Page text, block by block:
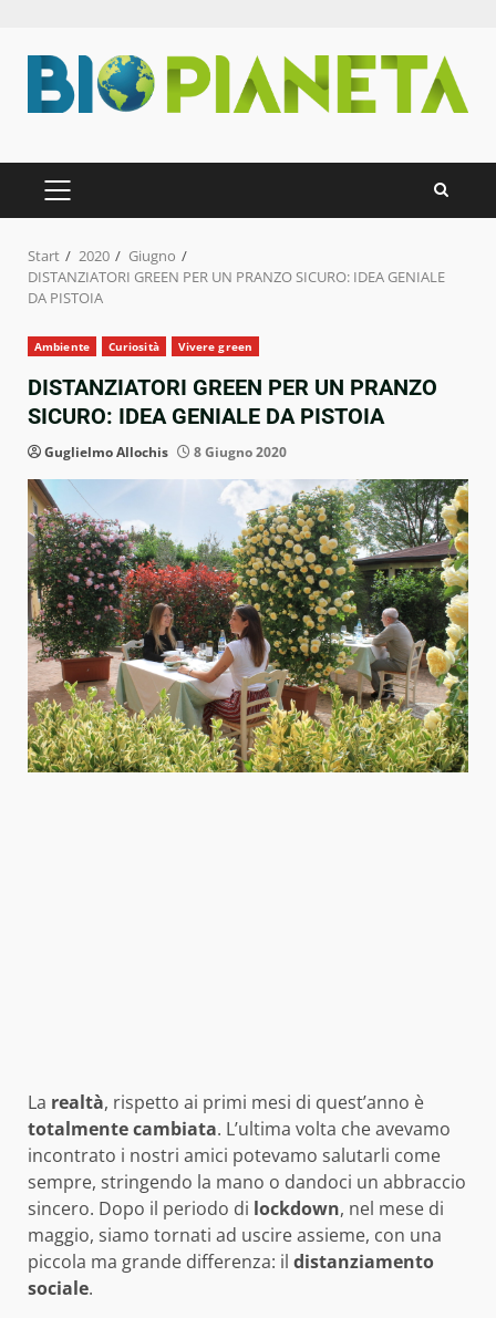
Inhalt
springen
PRIMÄRES
MENÜ
Start 2020
Giugno
DISTANZIATORI GREEN PER UN PRANZO SICURO: IDEA GENIALE
DA PISTOIA
Ambiente Curiosità Vivere green
DISTANZIATORI GREEN PER UN PRANZO
SICURO: IDEA GENIALE DA PISTOIA
Guglielmo Allochis 8 Giugno 2020
La realtà, rispetto ai primi mesi di quest’anno è
totalmentecambiata. L’ultima volta che avevamo
incontrato i nostri amici potevamo salutarli come
sempre, stringendo la mano o dandoci un abbraccio
sincero. Dopo il periodo di lockdown, nel mese di
maggio, siamo tornati ad uscire assieme, con una
piccola ma grande differenza: il distanziamento
sociale.